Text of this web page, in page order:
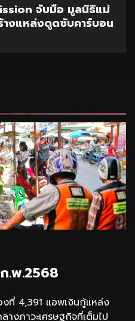
ลุยพื้นที่สำนักงานภูเก็ต
– จำหน่ายทรัพย์
.พ.2568
งที่ 4,391 แอพเงินกู้แหล่ง
งภาวะเศรษฐกิจที่เต็มไป